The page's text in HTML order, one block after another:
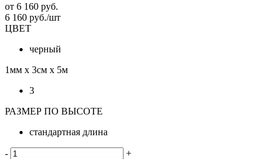
от 6 160 руб.
6 160 руб./шт
ЦВЕТ
черный
1мм х 3см х 5м
3
РАЗМЕР ПО ВЫСОТЕ
стандартная длина
-
+